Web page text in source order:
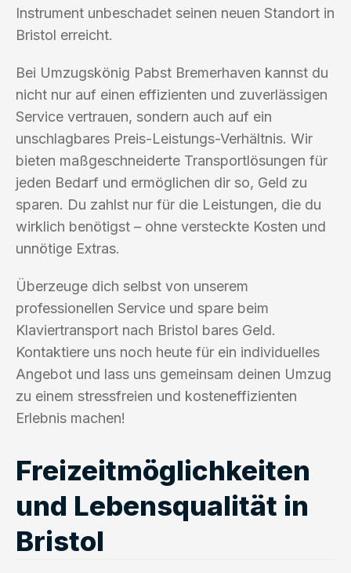
Instrument unbeschadet seinen neuen Standort in
Bristol erreicht.
Bei Umzugskönig Pabst Bremerhaven kannst du
nicht nur auf einen effizienten und zuverlässigen
Service vertrauen, sondern auch auf ein
unschlagbares Preis-Leistungs-Verhältnis. Wir
bieten maßgeschneiderte Transportlösungen für
jeden Bedarf und ermöglichen dir so, Geld zu
sparen. Du zahlst nur für die Leistungen, die du
wirklich benötigst – ohne versteckte Kosten und
unnötige Extras.
Überzeuge dich selbst von unserem
professionellen Service und spare beim
Klaviertransport nach Bristol bares Geld.
Kontaktiere uns noch heute für ein individuelles
Angebot und lass uns gemeinsam deinen Umzug
zu einem stressfreien und kosteneffizienten
Erlebnis machen!
Freizeitmöglichkeiten
und Lebensqualität in
Bristol